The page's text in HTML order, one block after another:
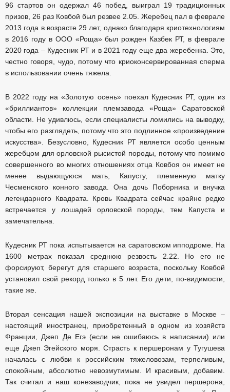
96 стартов он одержал 46 побед, выиграл 19 традиционных
призов, 26 раз Ковбой был резвее 2.05. Жеребец пал в феврале
2013 года в возрасте 29 лет, однако благодаря криотехнологиям
в 2016 году в ООО «Роща» был рожден Казбек РТ, в феврале
2020 года – Кудесник РТ и в 2021 году еще два жеребенка. Это,
честно говоря, чудо, потому что криоконсервированная сперма
в использовании очень тяжела.
В 2022 году на «Золотую осень» поехал Кудесник РТ, один из
«бриллиантов» коллекции племзавода «Роща» Саратовской
области. Не удивлюсь, если специалисты ломились на выводку,
чтобы его разглядеть, потому что это подлинное «произведение
искусства». Безусловно, Кудесник РТ является особо ценным
жеребцом для орловской рысистой породы, потому что помимо
совершенного во многих отношениях отца Ковбоя он имеет не
менее выдающуюся мать, Капусту, племенную матку
Чесменского конного завода. Она дочь Поборника и внучка
легендарного Квадрата. Кровь Квадрата сейчас крайне редко
встречается у лошадей орловской породы, тем Капуста и
замечательна.
Кудесник РТ пока испытывается на саратовском ипподроме. На
1600 метрах показал среднюю резвость 2.22. Но его не
форсируют, берегут для старшего возраста, поскольку Ковбой
установил свой рекорд только в 5 лет. Его дети, по-видимости,
такие же.
Вторая сенсация нашей экспозиции на выставке в Москве –
настоящий иностранец, приобретенный в одном из хозяйств
Франции, Джеп Де Егэ (если не ошибаюсь в написании) или
еще Джеп Эгейского моря. Страсть к першеронам у Тугушева
началась с любви к российским тяжеловозам, терпеливым,
спокойным, абсолютно невозмутимым. И красивым, добавим.
Так считал и наш конезаводчик, пока не увидел першерона,